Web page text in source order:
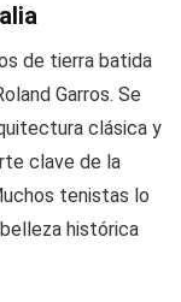
de tierra batida
Garros. Se
clásica y
clave de la
tenistas lo
histórica